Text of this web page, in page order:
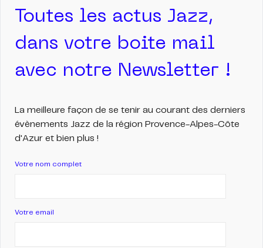
Toutes les actus Jazz,
dans votre boite mail
avec notre Newsletter !
La meilleure façon de se tenir au courant des derniers
évènements Jazz de la région Provence-Alpes-Côte
d'Azur et bien plus !
Votre nom complet
Votre email